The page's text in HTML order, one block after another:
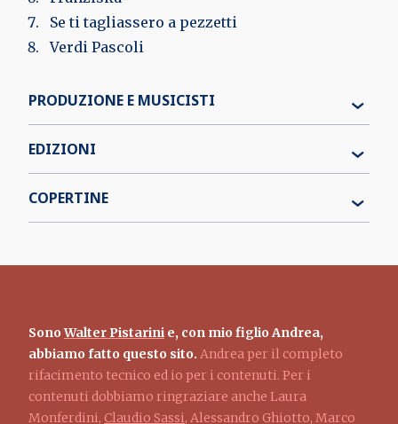
Se ti tagliassero a pezzetti
Verdi Pascoli
PRODUZIONE E MUSICISTI
EDIZIONI
COPERTINE
SonoWalter Pistarini e, con mio figlio Andrea,
abbiamo fatto questo sito. Andrea per il completo
rifacimento tecnico ed io per i contenuti. Per i
contenuti dobbiamo ringraziare anche Laura
Monferdini, Claudio Sassi, Alessandro Ghiotto, Marco